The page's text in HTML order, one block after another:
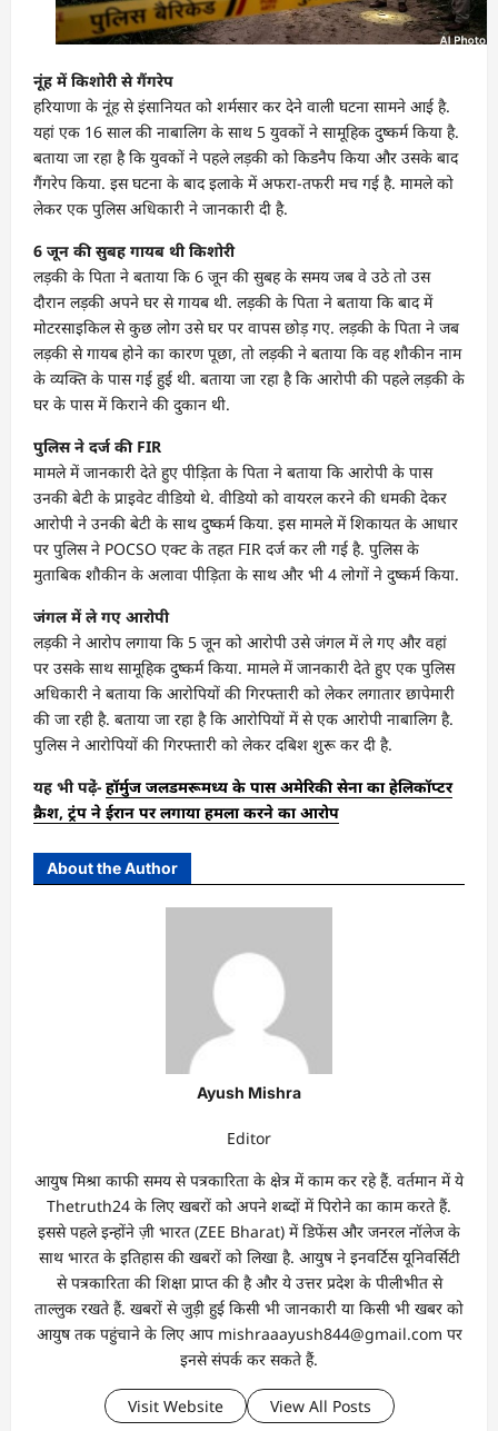
नूंह में किशोरी से गैंगरेप
हरियाणा के नूंह से इंसानियत को शर्मसार कर देने वाली घटना सामने आई है.
यहां एक 16 साल की नाबालिग के साथ 5 युवकों ने सामूहिक दुष्कर्म किया है.
बताया जा रहा है कि युवकों ने पहले लड़की को किडनैप किया और उसके बाद
गैंगरेप किया. इस घटना के बाद इलाके में अफरा-तफरी मच गई है. मामले को
लेकर एक पुलिस अधिकारी ने जानकारी दी है.
6 जून की सुबह गायब थी किशोरी
लड़की के पिता ने बताया कि 6 जून की सुबह के समय जब वे उठे तो उस
दौरान लड़की अपने घर से गायब थी. लड़की के पिता ने बताया कि बाद में
मोटरसाइकिल से कुछ लोग उसे घर पर वापस छोड़ गए. लड़की के पिता ने जब
लड़की से गायब होने का कारण पूछा, तो लड़की ने बताया कि वह शौकीन नाम
के व्यक्ति के पास गई हुई थी. बताया जा रहा है कि आरोपी की पहले लड़की के
घर के पास में किराने की दुकान थी.
पुलिस ने दर्ज की FIR
मामले में जानकारी देते हुए पीड़िता के पिता ने बताया कि आरोपी के पास
उनकी बेटी के प्राइवेट वीडियो थे. वीडियो को वायरल करने की धमकी देकर
आरोपी ने उनकी बेटी के साथ दुष्कर्म किया. इस मामले में शिकायत के आधार
पर पुलिस ने POCSO एक्ट के तहत FIR दर्ज कर ली गई है. पुलिस के
मुताबिक शौकीन के अलावा पीड़िता के साथ और भी 4 लोगों ने दुष्कर्म किया.
जंगल में ले गए आरोपी
लड़की ने आरोप लगाया कि 5 जून को आरोपी उसे जंगल में ले गए और वहां
पर उसके साथ सामूहिक दुष्कर्म किया. मामले में जानकारी देते हुए एक पुलिस
अधिकारी ने बताया कि आरोपियों की गिरफ्तारी को लेकर लगातार छापेमारी
की जा रही है. बताया जा रहा है कि आरोपियों में से एक आरोपी नाबालिग है.
पुलिस ने आरोपियों की गिरफ्तारी को लेकर दबिश शुरू कर दी है.
यह भी पढे़ं- हॉर्मुज जलडमरूमध्य के पास अमेरिकी सेना का हेलिकॉप्टर
क्रैश, ट्रंप ने ईरान पर लगाया हमला करने का आरोप
About the Author
Ayush Mishra
Editor
आयुष मिश्रा काफी समय से पत्रकारिता के क्षेत्र में काम कर रहे हैं. वर्तमान में ये
Thetruth24 के लिए खबरों को अपने शब्दों में पिरोने का काम करते हैं.
इससे पहले इन्होंने ज़ी भारत (ZEE Bharat) में डिफेंस और जनरल नॉलेज के
साथ भारत के इतिहास की खबरों को लिखा है. आयुष ने इनवर्टिस यूनिवर्सिटी
से पत्रकारिता की शिक्षा प्राप्त की है और ये उत्तर प्रदेश के पीलीभीत से
ताल्लुक रखते हैं. खबरों से जुड़ी हुई किसी भी जानकारी या किसी भी खबर को
आयुष तक पहुंचाने के लिए आप mishraaayush844@gmail.com पर
इनसे संपर्क कर सकते हैं.
Visit Website View All Posts